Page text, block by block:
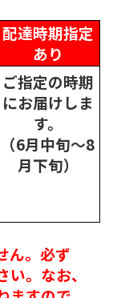
配達時期指定
あり
ご指定の時期
にお届けしま
す。
（6月中旬～8
月下旬）
ん。必ず
。なお、